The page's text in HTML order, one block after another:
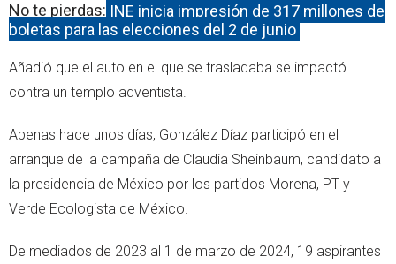
No te pierdas: INE inicia impresión de 317 millones de
boletas para las elecciones del 2 de junio
Añadió que el auto en el que se trasladaba se impactó
contra un templo adventista.
Apenas hace unos días, González Díaz participó en el
arranque de la campaña de Claudia Sheinbaum, candidato a
la presidencia de México por los partidos Morena, PT y
Verde Ecologista de México.
De mediados de 2023 al 1 de marzo de 2024, 19 aspirantes